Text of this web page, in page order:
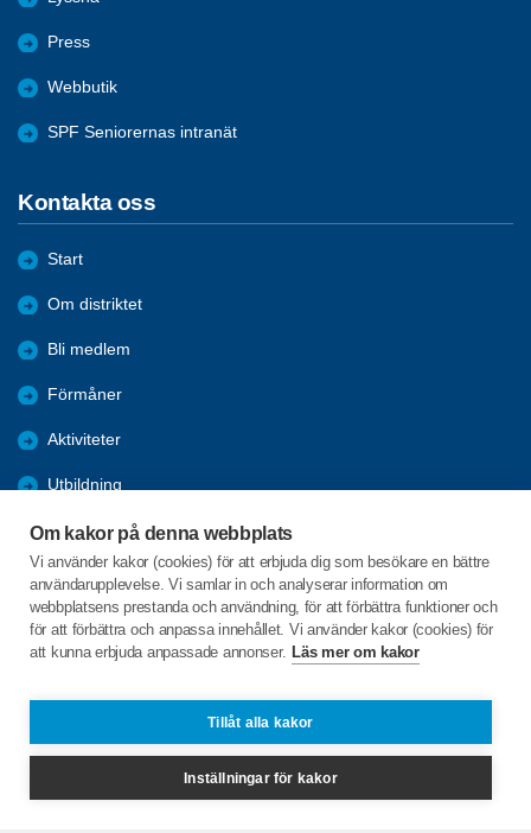
Om kakor på denna webbplats
Vi använder kakor (cookies) för att erbjuda dig som besökare en bättre
användarupplevelse. Vi samlar in och analyserar information om
webbplatsens prestanda och användning, för att förbättra funktioner och
för att förbättra och anpassa innehållet. Vi använder kakor (cookies) för
att kunna erbjuda anpassade annonser. Läs mer om kakor
Tillåt alla kakor
Inställningar för kakor
Press
Webbutik
SPF Seniorernas intranät
Kontakta oss
Start
Om distriktet
Bli medlem
Förmåner
Aktiviteter
Utbildning
Nyheter
Aktuellt
Bra länkar